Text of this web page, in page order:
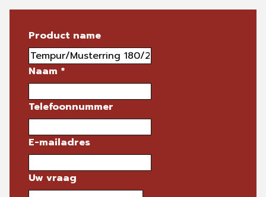
Product name
Naam *
Telefoonnummer
E-mailadres
Uw vraag